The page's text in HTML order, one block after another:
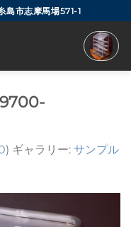
島市志摩馬場571-1
) ギャラリー: サンプル